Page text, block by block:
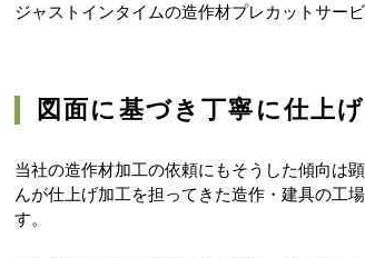
ジャストインタイムの造作材プレカットサービ
図面に基づき丁寧に仕上
当社の造作材加工の依頼にもそうした傾向は
んが仕上げ加工を担ってきた造作・建具の工
す。